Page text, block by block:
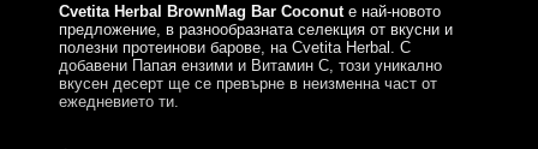
Cvetita Herbal BrownMag Bar Coconut е най-новото
предложение, в разнообразната селекция от вкусни и
полезни протеинови барове, на Cvetita Herbal. С
добавени Папая ензими и Витамин С, този уникално
вкусен десерт ще се превърне в неизменна част от
ежедневието ти.